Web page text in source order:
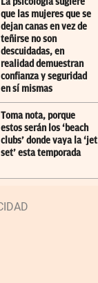
que las mujeres que se
dejan canas en vez de
teñirse no son
descuidadas, en
realidad demuestran
confianza y seguridad
en sí mismas
Toma nota, porque
estos serán los ‘beach
clubs’ donde vaya la ‘jet
set’ esta temporada